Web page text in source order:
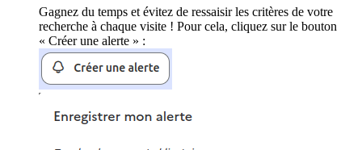
Gagnez du temps et évitez de ressaisir les critères de votre
recherche à chaque visite ! Pour cela, cliquez sur le bouton
« Créer une alerte » :